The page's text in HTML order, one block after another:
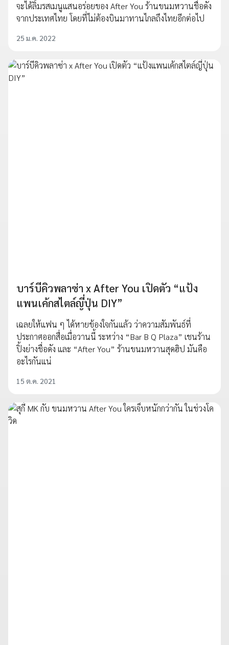
จะได้ลิ้มรสเมนูแสนอร่อยของ After You ร้านขนมหวานชื่อดัง
จากประเทศไทย โดยที่ไม่ต้องบินมาทานไกลถึงไทยอีกต่อไป
25 ม.ค. 2022
บาร์บีคิวพลาซ่า x After You เปิดตัว “แป้ง
แพนเค้กสไตล์ญี่ปุ่น DIY”
เฉลยให้แฟน ๆ ได้หายข้องใจกันแล้ว ว่าความสัมพันธ์ที่
ประกาศออกสื่อเมื่อวานนี้ ระหว่าง “Bar B Q Plaza” เชนร้าน
ปิ้งย่างชื่อดัง และ “After You” ร้านขนมหวานสุดฮิป มันคือ
อะไรกันแน่
15 ต.ค. 2021